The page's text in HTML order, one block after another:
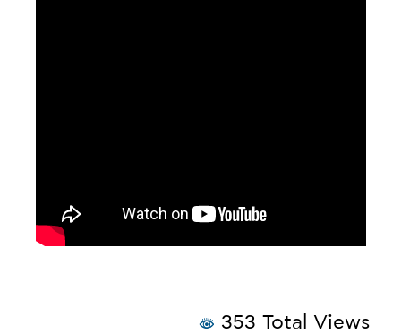
353 Total Views